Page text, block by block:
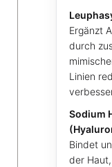
Ergänzt
durch
Linien
Sodium
Bindet
der